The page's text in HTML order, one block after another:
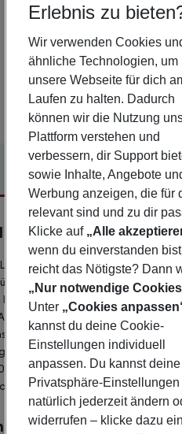
Hotelbeschreibung
Canary Wharf
3
Canary Wharf bietet eine
über ein bequemes Bett, ein
Flachbild-TV mit 240 Kanälen und
Hotel London Canary Wharf
WLAN nutzen können. Das
Die U-Bahn-Station Canary
Meter entfernt und die DLR-
der Unterkunft entfernt.
Erlebnis zu
Wir verwenden Cookies
ähnliche Technologien, um
unsere Webseite für dich
Laufen zu halten. Dadurch
können wir die Nutzung
Plattform verstehen und
verbessern, dir Support
sowie Inhalte, Angebote
Werbung anzeigen, die für
relevant sind und zu dir
Klicke auf „Alle
wenn du einverstanden
reicht das Nötigste? Dann
„Nur notwendige
Unter „Cookies
kannst du deine Cookie-
Einstellungen individuell
anpassen. Du kannst deine
Privatsphäre-Einstellungen
natürlich jederzeit ändern
widerrufen – klicke dazu